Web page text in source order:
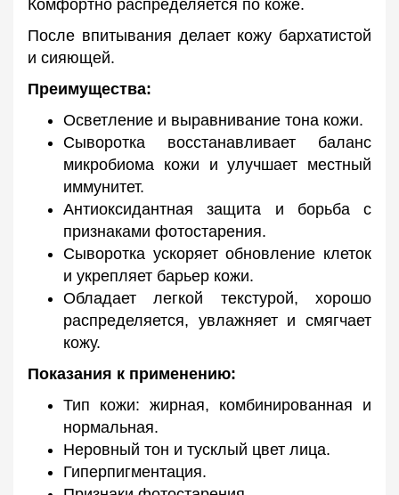
Комфортно распределяется по коже.
После впитывания делает кожу бархатистой
и сияющей.
Преимущества:
Осветление и выравнивание тона кожи.
Сыворотка восстанавливает баланс
микробиома кожи и улучшает местный
иммунитет.
Антиоксидантная защита и борьба с
признаками фотостарения.
Сыворотка ускоряет обновление клеток
и укрепляет барьер кожи.
Обладает легкой текстурой, хорошо
распределяется, увлажняет и смягчает
кожу.
Показания к применению:
Тип кожи: жирная, комбинированная и
нормальная.
Неровный тон и тусклый цвет лица.
Гиперпигментация.